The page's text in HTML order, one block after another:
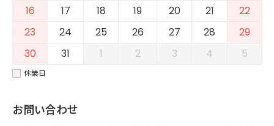
16
17 18 19 20 21
22
23
24 25 26 27 28
29
30
31 1 2 3 4 5
休業日
お問い合わせ